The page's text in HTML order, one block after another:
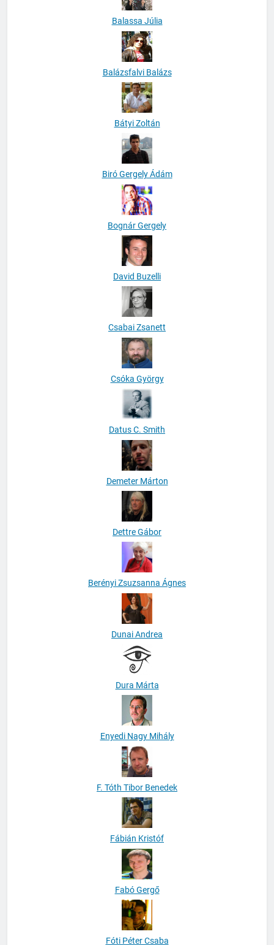
Balassa Júlia
Balázsfalvi Balázs
Bátyi Zoltán
Biró Gergely Ádám
Bognár Gergely
David Buzelli
Csabai Zsanett
Csóka György
Datus C. Smith
Demeter Márton
Dettre Gábor
Berényi Zsuzsanna Ágnes
Dunai Andrea
Dura Márta
Enyedi Nagy Mihály
F. Tóth Tibor Benedek
Fábián Kristóf
Fabó Gergő
Fóti Péter Csaba